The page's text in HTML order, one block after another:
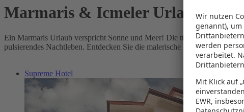
Marmaris & Icmeler Urlaub
Ein Marmaris Urlaub verspricht Sonne und Meer! Die türkische
pulsierendes Nachtleben. Entdecken Sie die malerische
Supreme Hotel